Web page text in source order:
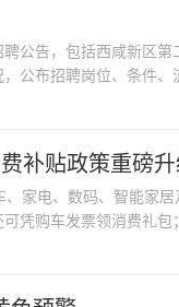
公告，包括西咸新区
公布招聘岗位、条件
补贴政策重磅
家电、数码、智能家
凭购车发票领消费礼